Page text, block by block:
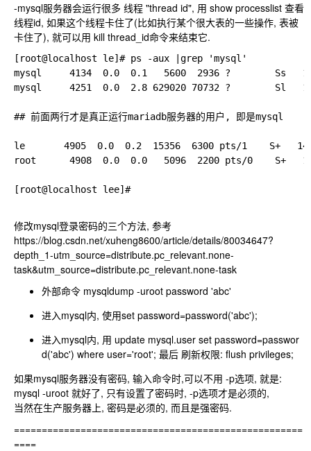
-mysql服务器会运行很多 线程 "thread id", 用 show processlist 查看
线程id, 如果这个线程卡住了(比如执行某个很大表的一些操作, 表被
卡住了), 就可以用 kill thread_id命令来结束它.
[root@localhost le]# ps -aux |grep 'mysql'
mysql     4134  0.0  0.1   5600  2936 ?        Ss
mysql     4251  0.0  2.8 629020 70732 ?        Sl
## 前面两行才是真正运行mariadb服务器的用户, 即是mysql
le       4905  0.0  0.2  15356  6300 pts/1    S+
root      4908  0.0  0.0   5096  2200 pts/0    S+
[root@localhost lee]#
修改mysql登录密码的三个方法, 参考
https://blog.csdn.net/xuheng8600/article/details/80034647?
depth_1-utm_source=distribute.pc_relevant.none-
task&utm_source=distribute.pc_relevant.none-task
外部命令 mysqldump -uroot password 'abc'
进入mysql内, 使用set password=password('abc');
进入mysql内, 用 update mysql.user set password=passwor
d('abc') where user='root'; 最后 刷新权限: flush privileges;
如果mysql服务器没有密码, 输入命令时,可以不用 -p选项, 就是:
mysql -uroot 就好了, 只有设置了密码时, -p选项才是必须的,
当然在生产服务器上, 密码是必须的, 而且是强密码.
====================================================
====